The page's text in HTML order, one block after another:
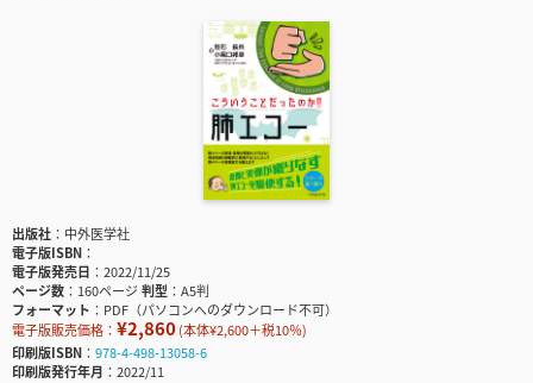
出版社
中外医学社
電子版ISBN
電子版発売日
2022/11/25
ページ数
160ページ判型
A5判
フォーマット
PDF（パソコンへのダウンロード不可）
電子版販売価格： ¥2,860(本体¥2,600＋税10％)
印刷版ISBN
978-4-498-13058-6
印刷版発行年月
2022/11